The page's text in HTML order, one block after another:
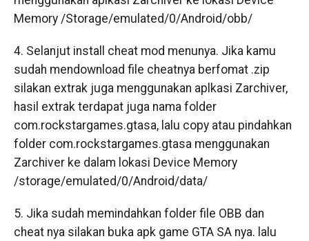
Memory /Storage/emulated/0/Android/obb/
4. Selanjut install cheat mod menunya. Jika kamu
sudah mendownload file cheatnya berfomat .zip
silakan extrak juga menggunakan aplkasi Zarchiver,
hasil extrak terdapat juga nama folder
com.rockstargames.gtasa, lalu copy atau pindahkan
folder com.rockstargames.gtasa menggunakan
Zarchiver ke dalam lokasi Device Memory
/storage/emulated/0/Android/data/
5. Jika sudah memindahkan folder file OBB dan
cheat nya silakan buka apk game GTA SA nya. lalu